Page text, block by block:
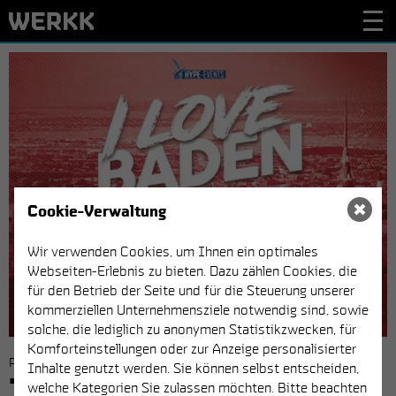
SA.
12.
2018
PARTY | HIP HOP X MASH UP X REGGAETON
Cookie-Verwaltung
Wir verwenden Cookies, um Ihnen ein optimales
Webseiten-Erlebnis zu bieten. Dazu zählen Cookies, die
für den Betrieb der Seite und für die Steuerung unserer
kommerziellen Unternehmensziele notwendig sind, sowie
solche, die lediglich zu anonymen Statistikzwecken, für
Komforteinstellungen oder zur Anzeige personalisierter
Inhalte genutzt werden. Sie können selbst entscheiden,
welche Kategorien Sie zulassen möchten. Bitte beachten